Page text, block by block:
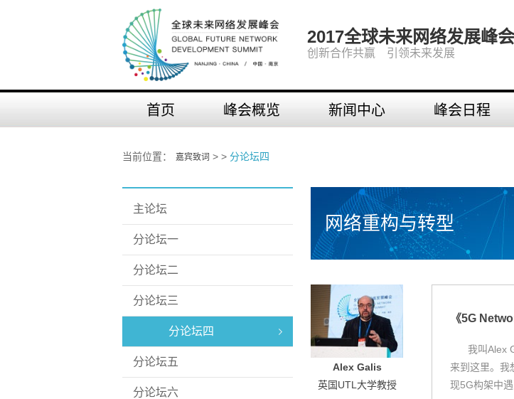
2017全球未来网络发展峰会
创新合作共赢 引领未来发展
首页 峰会概览 新闻中心 峰会日程
当前位置： 嘉宾致词 > > 分论坛四
主论坛
分论坛一
分论坛二
分论坛三
分论坛四
分论坛五
分论坛六
网络重构与转型
Alex Galis
英国UTL大学教授
《5G
我叫Alex
来到这里。我
现5G构架中